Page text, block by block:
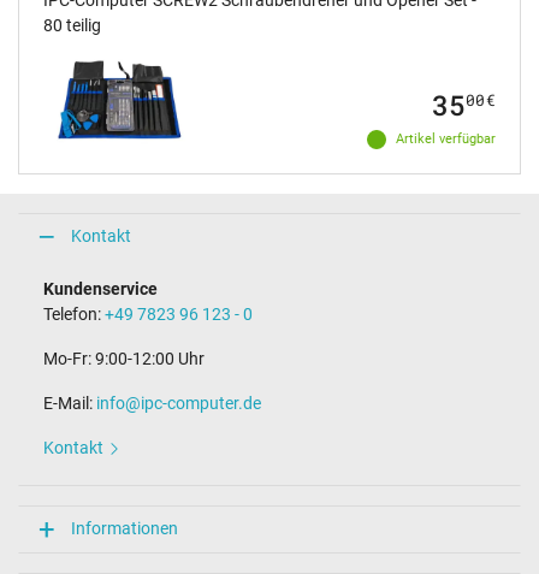
80 teilig
Artikel verfügbar
3500€
Kontakt
Kundenservice
Telefon:+49 7823 96 123 - 0
Mo-Fr: 9:00-12:00 Uhr
E-Mail: info@ipc-computer.de
Kontakt
Informationen